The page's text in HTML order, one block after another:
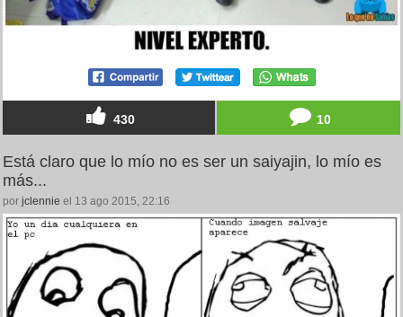
430 10
Está claro que lo mío no es ser un saiyajin, lo mío es
más...
por jclennie el 13 ago 2015, 22:16